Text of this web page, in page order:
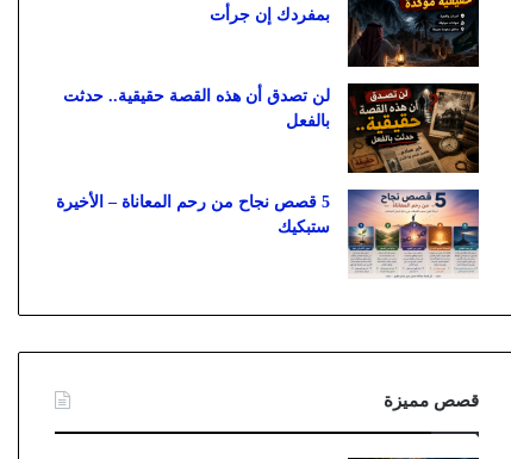
بمفردك إن جرأت
لن تصدق أن هذه القصة حقيقية.. حدثت
بالفعل
5 قصص نجاح من رحم المعاناة – الأخيرة
ستبكيك
قصص مميزة